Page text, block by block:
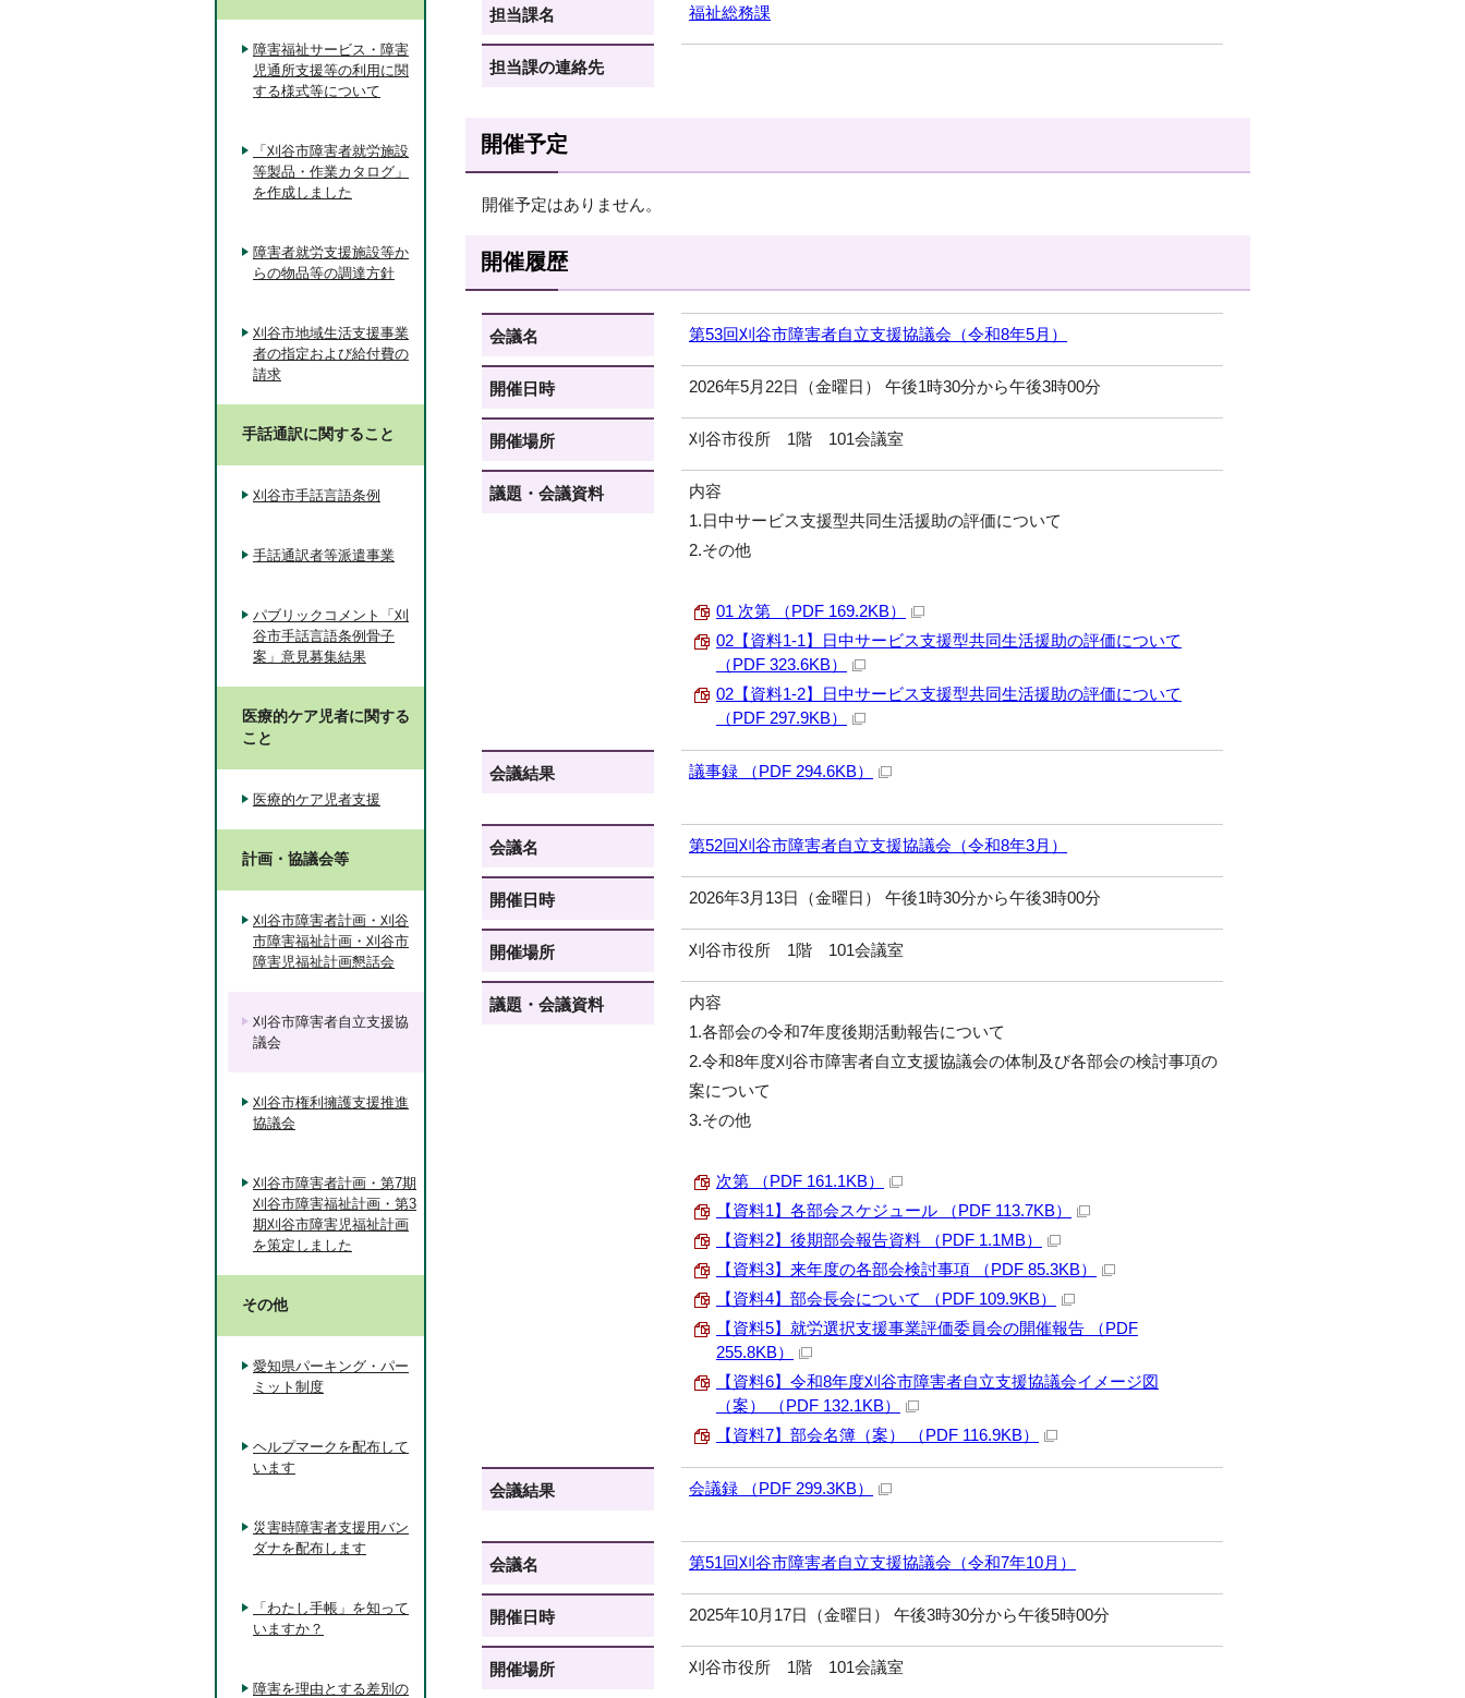
担当課名 福祉総務課
担当課の連絡先
開催予定
開催予定はありません。
開催履歴
会議名 第53回刈谷市障害者自立支援協議会（令和8年5月）
開催日時 2026年5月22日（金曜日） 午後1時30分から午後3時00分
開催場所 刈谷市役所 1階 101会議室
議題・会議資料
内容
1.日中サービス支援型共同生活援助の評価について
2.その他
01 次第 （PDF 169.2KB）
02【資料1-1】日中サービス支援型共同生活援助の評価について
（PDF 323.6KB）
02【資料1-2】日中サービス支援型共同生活援助の評価について
（PDF 297.9KB）
会議結果 議事録 （PDF 294.6KB）
会議名 第52回刈谷市障害者自立支援協議会（令和8年3月）
開催日時 2026年3月13日（金曜日） 午後1時30分から午後3時00分
開催場所 刈谷市役所 1階 101会議室
議題・会議資料
内容
1.各部会の令和7年度後期活動報告について
2.令和8年度刈谷市障害者自立支援協議会の体制及び各部会の検討事項の
案について
3.その他
次第 （PDF 161.1KB）
【資料1】各部会スケジュール （PDF 113.7KB）
【資料2】後期部会報告資料 （PDF 1.1MB）
【資料3】来年度の各部会検討事項 （PDF 85.3KB）
【資料4】部会長会について （PDF 109.9KB）
【資料5】就労選択支援事業評価委員会の開催報告 （PDF
255.8KB）
【資料6】令和8年度刈谷市障害者自立支援協議会イメージ図
（案） （PDF 132.1KB）
【資料7】部会名簿（案） （PDF 116.9KB）
会議結果 会議録 （PDF 299.3KB）
会議名 第51回刈谷市障害者自立支援協議会（令和7年10月）
開催日時 2025年10月17日（金曜日） 午後3時30分から午後5時00分
開催場所 刈谷市役所 1階 101会議室
障害福祉サービス・障害
児通所支援等の利用に関
する様式等について
「刈谷市障害者就労施設
等製品・作業カタログ」
を作成しました
障害者就労支援施設等か
らの物品等の調達方針
刈谷市地域生活支援事業
者の指定および給付費の
請求
手話通訳に関すること
刈谷市手話言語条例
手話通訳者等派遣事業
パブリックコメント「刈
谷市手話言語条例骨子
案」意見募集結果
医療的ケア児者に関する
こと
医療的ケア児者支援
計画・協議会等
刈谷市障害者計画・刈谷
市障害福祉計画・刈谷市
障害児福祉計画懇話会
刈谷市障害者自立支援協
議会
刈谷市権利擁護支援推進
協議会
刈谷市障害者計画・第7期
刈谷市障害福祉計画・第3
期刈谷市障害児福祉計画
を策定しました
その他
愛知県パーキング・パー
ミット制度
ヘルプマークを配布して
います
災害時障害者支援用バン
ダナを配布します
「わたし手帳」を知って
いますか？
障害を理由とする差別の